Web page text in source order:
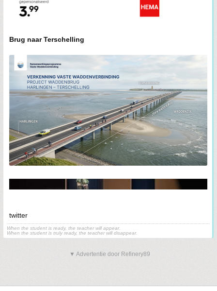
Brug naar Terschelling
twitter
When the student is ready, the teacher will appear.
When the student is truly ready, the teacher will disappear.
▼ Advertentie door Refinery89